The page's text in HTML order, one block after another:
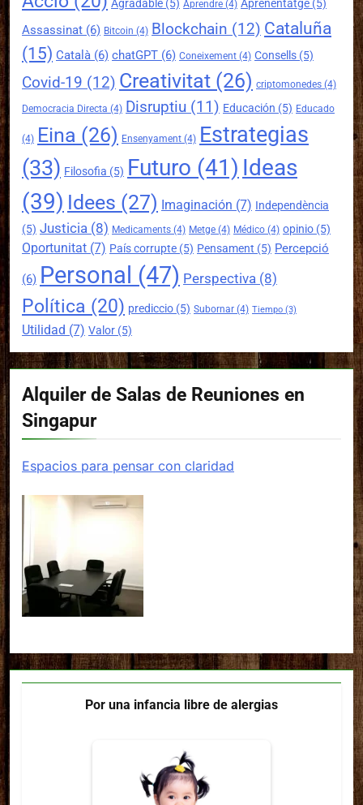
Agradable (5) Aprendre (4) Aprenentatge (5)
Assassinat (6) Bitcoin (4) Blockchain (12) Cataluña
(15) Català (6) chatGPT (6) Coneixement (4) Consells (5)
Covid-19 (12) Creativitat (26) criptomonedes (4)
Democracia Directa (4) Disruptiu (11) Educación (5) Educado
(4) Eina (26) Ensenyament (4) Estrategias
(33) Filosofia (5) Futuro (41) Ideas
(39) Idees (27) Imaginación (7) Independència
(5) Justicia (8) Medicaments (4) Metge (4) Médico (4) opinio (5)
Oportunitat (7) País corrupte (5) Pensament (5) Percepció
(6) Personal (47) Perspectiva (8)
Política (20) prediccio (5) Subornar (4) Tiempo (3)
Utilidad (7) Valor (5)
Alquiler de Salas de Reuniones en
Singapur
Espacios para pensar con claridad
Por una infancia libre de alergias